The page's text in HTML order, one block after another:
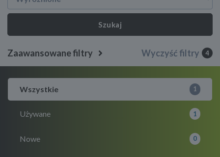
Szukaj
Zaawansowane filtry Wyczyść filtry 4
Wszystkie 1
Używane 1
Nowe 0